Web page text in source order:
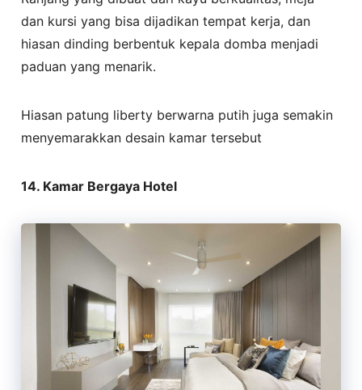
dan kursi yang bisa dijadikan tempat kerja, dan
hiasan dinding berbentuk kepala domba menjadi
paduan yang menarik.
Hiasan patung liberty berwarna putih juga semakin
menyemarakkan desain kamar tersebut
14. Kamar Bergaya Hotel